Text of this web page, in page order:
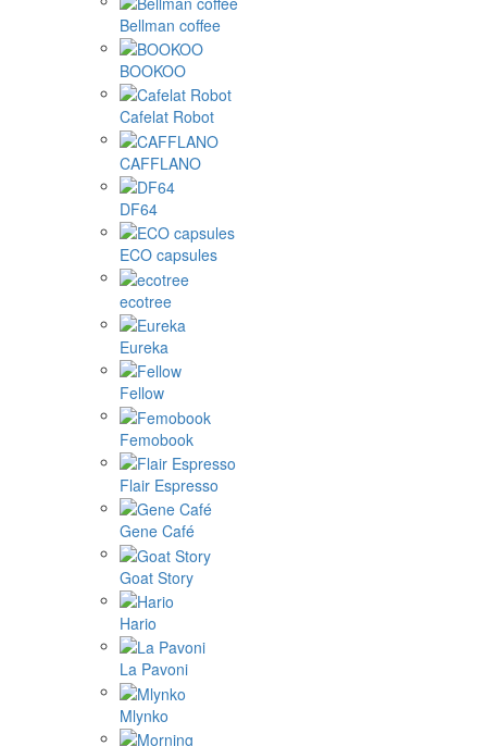
Bellman coffee
BOOKOO
Cafelat Robot
CAFFLANO
DF64
ECO capsules
ecotree
Eureka
Fellow
Femobook
Flair Espresso
Gene Café
Goat Story
Hario
La Pavoni
Mlynko